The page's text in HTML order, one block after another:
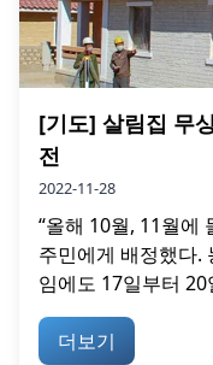
[기도] 살림집 무
전
2022-11-28
“올해 10월, 11월에
주민에게 배정했다.
임에도 17일부터 20
더보기